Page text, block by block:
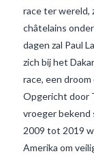
race ter wereld,
châtelains
dagen zal Paul
zich bij het
race, een
Opgericht door
vroeger bekend
2009 tot 2019
Amerika om